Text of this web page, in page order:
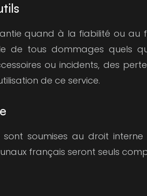
quand à la fiabilité ou au
de tous dommages quels
ou incidents, des
de ce service.
sont soumises au droit
français seront seuls